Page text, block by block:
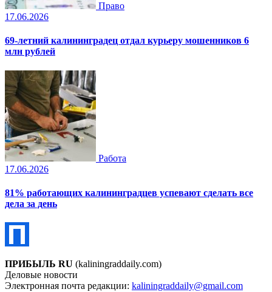
Право
17.06.2026
69-летний калининградец отдал курьеру мошенников 6
млн рублей
Работа
17.06.2026
81% работающих калининградцев успевают сделать все
дела за день
ПРИБЫЛЬ RU (kaliningraddaily.com)
Деловые новости
Электронная почта редакции: kaliningraddaily@gmail.com